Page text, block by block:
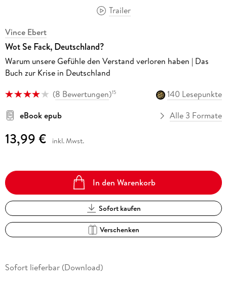
Trailer
Vince Ebert
Wot Se Fack, Deutschland?
Warum unsere Gefühle den Verstand verloren haben | Das
Buch zur Krise in Deutschland
(8 Bewertungen)15
140 Lesepunkte
eBook epub
Alle 3 Formate
13,99 € inkl. Mwst.
In den Warenkorb
Sofort kaufen
Verschenken
Sofort lieferbar (Download)